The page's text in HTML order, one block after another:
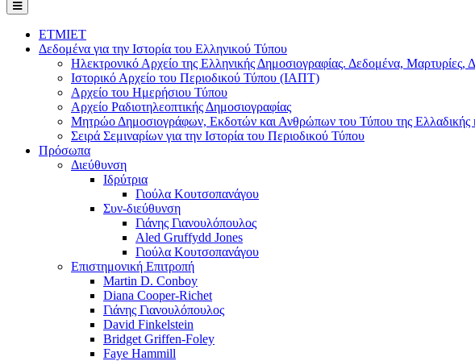
ΕΤΜΙΕΤ
Δεδομένα για την Ιστορία του Ελληνικού Τύπου
Ηλεκτρονικό Αρχείο της Ελληνικής Δημοσιογραφίας. Δεδομένα, Μαρτυρίες,
Ιστορικό Αρχείο του Περιοδικού Τύπου (ΙΑΠΤ)
Αρχείο του Ημερήσιου Τύπου
Αρχείο Ραδιοτηλεοπτικής Δημοσιογραφίας
Μητρώο Δημοσιογράφων, Εκδοτών και Ανθρώπων του Τύπου της Ελλαδικής
Σειρά Σεμιναρίων για την Ιστορία του Περιοδικού Τύπου
Πρόσωπα
Διεύθυνση
Ιδρύτρια
Γιούλα Κουτσοπανάγου
Συν-διεύθυνση
Γιάνης Γιανουλόπουλος
Aled Gruffydd Jones
Γιούλα Κουτσοπανάγου
Επιστημονική Επιτροπή
Martin D. Conboy
Diana Cooper-Richet
Γιάνης Γιανουλόπουλος
David Finkelstein
Bridget Griffen-Foley
Faye Hammill